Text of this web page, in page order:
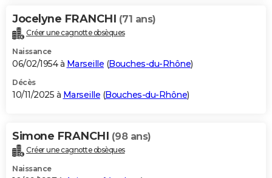
Jocelyne FRANCHI (71 ans)
Créer une cagnotte obsèques
Naissance
06/02/1954 à Marseille (Bouches-du-Rhône)
Décès
10/11/2025 à Marseille (Bouches-du-Rhône)
Simone FRANCHI (98 ans)
Créer une cagnotte obsèques
Naissance